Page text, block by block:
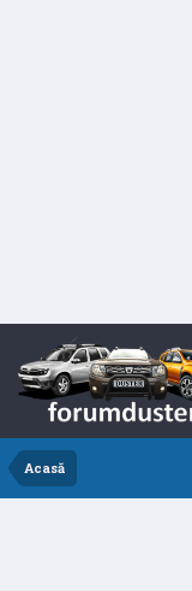
Acasă